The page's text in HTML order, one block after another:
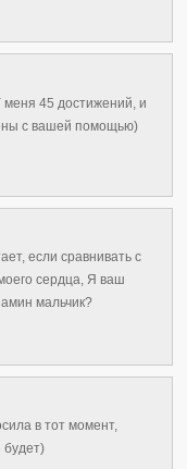
меня 45 достижений, и
с вашей помощью)
если сравнивать с
сердца, Я ваш
мальчик?
в тот момент,
будет)